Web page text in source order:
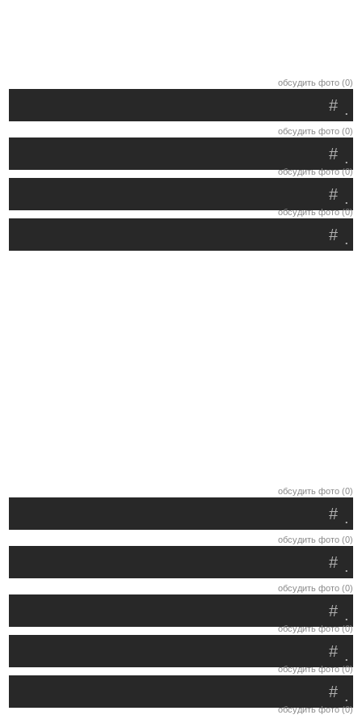
обсудить фото (0)
.
#
обсудить фото (0)
.
#
обсудить фото (0)
.
#
обсудить фото (0)
.
#
обсудить фото (0)
.
#
обсудить фото (0)
.
#
обсудить фото (0)
.
#
обсудить фото (0)
.
#
обсудить фото (0)
.
#
обсудить фото (0)